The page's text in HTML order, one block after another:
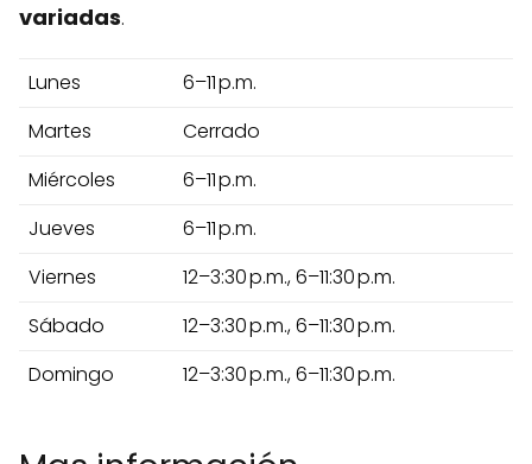
variadas.
Lunes
6–11 p.m.
Martes
Cerrado
Miércoles
6–11 p.m.
Jueves
6–11 p.m.
Viernes
12–3:30 p.m., 6–11:30 p.m.
Sábado
12–3:30 p.m., 6–11:30 p.m.
Domingo
12–3:30 p.m., 6–11:30 p.m.